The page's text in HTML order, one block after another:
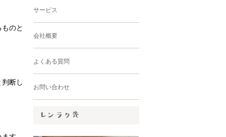
サービス
会社概要
よくある質問
お問い合わせ
のと
断し